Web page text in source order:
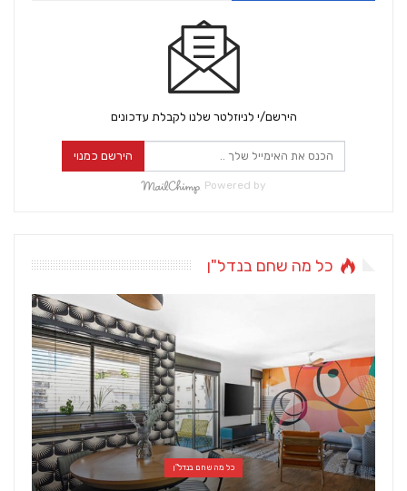
הירשם/י לניוזלטר שלנו לקבלת עדכונים
הירשם כמנוי
Powered by
כל מה שחם בנדל"ן
כל מה שחם בנדל"ן